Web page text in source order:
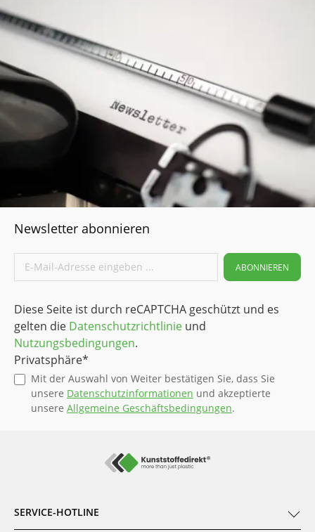
Schneidbretter/Schneidunterlagen Rammschutzleisten in
Supermärkten, Krankenhäusern, Kühl- und Schlachthäusern
Newsletter abonnieren
ABONNIEREN
Diese Seite ist durch reCAPTCHA geschützt und es
gelten die Datenschutzrichtlinie und
Nutzungsbedingungen.
Privatsphäre*
Mit der Auswahl von Weiter bestätigen Sie, dass Sie
unsere Datenschutzinformationen und akzeptierte
unsere Allgemeine Geschäftsbedingungen.
SERVICE-HOTLINE